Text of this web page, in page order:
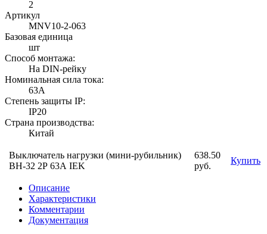
2
Артикул
MNV10-2-063
Базовая единица
шт
Способ монтажа:
На DIN-рейку
Номинальная сила тока:
63А
Степень защиты IP:
IP20
Страна производства:
Китай
Выключатель нагрузки (мини-рубильник)
ВН-32 2Р 63А IEK
638.50
руб.
Купить
Описание
Характеристики
Комментарии
Документация